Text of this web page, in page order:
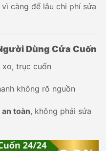
vì càng để lâu chi phí sửa
Dùng Cửa Cuốn
trục cuốn
không rõ nguồn
toàn, không phải sửa